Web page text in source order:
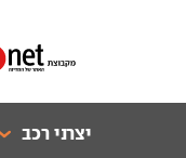
יצרני רכב